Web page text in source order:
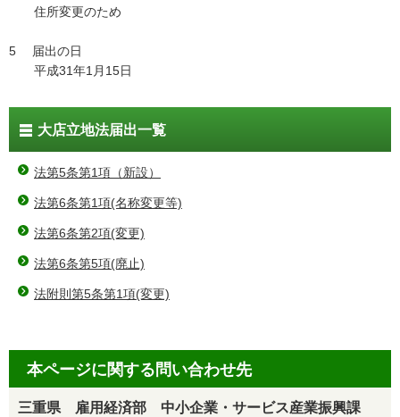
住所変更のため
5 届出の日
平成31年1月15日
大店立地法届出一覧
法第5条第1項（新設）
法第6条第1項(名称変更等)
法第6条第2項(変更)
法第6条第5項(廃止)
法附則第5条第1項(変更)
本ページに関する問い合わせ先
三重県 雇用経済部 中小企業・サービス産業振興課